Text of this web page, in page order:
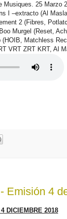
Musiques. 25 Marzo
I –extracto (Al
2 (Fibres,
Murgel (Reset,
Matchless
VRT ZRT KRT, Al
Emisión 4
DICIEMBRE 2018